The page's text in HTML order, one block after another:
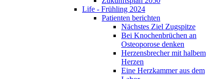
Life - Frühling 2024
Patienten berichten
Nächstes Ziel Zugspitze
Bei Knochenbrüchen an
Osteoporose denken
Herzensbrecher mit halbem
Herzen
Eine Herzkammer aus dem